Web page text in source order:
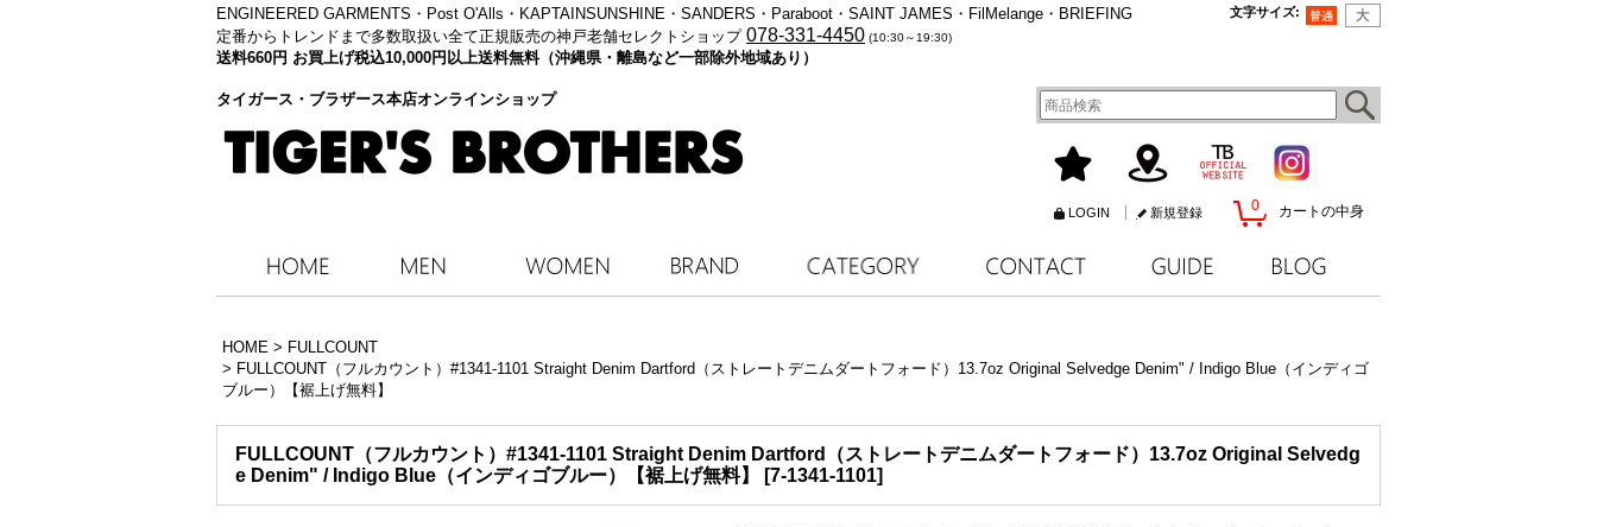
ENGINEERED GARMENTS・ Post O'Alls・KAPTAINSUNSHINE・SANDERS・Paraboot・SAINT JAMES・FilMelange・BRIEFING
定番からトレンドまで多数取扱い全て正規販売の神戸老舗セレクトショップ 078-331-4450 (10:30～19:30)
送料660円 お買上げ税込10,000円以上送料無料（沖縄県・離島など一部除外地域あり）
文字サイズ:
タイガース・ブラザース本店オンラインショップ
0 カートの中身
LOGIN 新規登録
HOME > FULLCOUNT
> FULLCOUNT（フルカウント）#1341-1101 Straight Denim Dartford（ストレートデニムダートフォード）13.7oz Original Selvedge Denim" / Indigo Blue（インディゴ
ブルー）【裾上げ無料】
FULLCOUNT（フルカウント）#1341-1101 Straight Denim Dartford（ストレートデニムダートフォード）13.7oz Original Selvedg
e Denim" / Indigo Blue（インディゴブルー）【裾上げ無料】
[7-1341-1101]